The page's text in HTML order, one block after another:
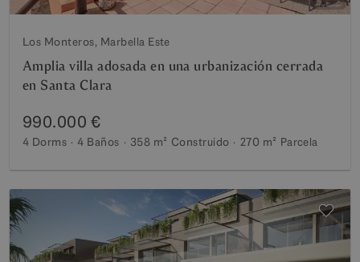
Los Monteros, Marbella Este
Amplia villa adosada en una urbanización cerrada
en Santa Clara
990.000 €
4 Dorms 4 Baños 358 m² Construido 270 m² Parcela